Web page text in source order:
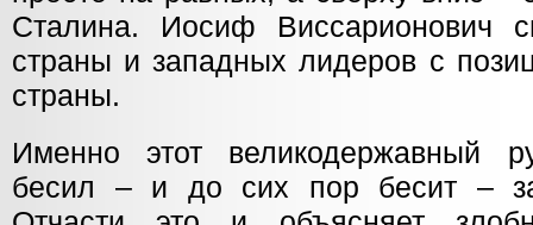
Сталина. Иосиф Виссарионович
страны и западных лидеров с
страны.
Именно этот великодержавный
бесил – и до сих пор бесит –